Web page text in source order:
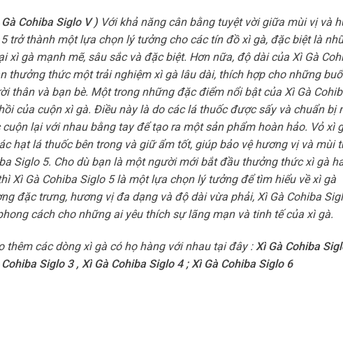
Cohiba Siglo V ) Với khả năng cân bằng tuyệt vời giữa mùi vị và
trở thành một lựa chọn lý tưởng cho các tín đồ xì gà, đặc biệt là
xì gà mạnh mẽ, sâu sắc và đặc biệt. Hơn nữa, độ dài của Xì Gà
thưởng thức một trải nghiệm xì gà lâu dài, thích hợp cho những
thân và bạn bè. Một trong những đặc điểm nổi bật của Xì Gà
của cuộn xì gà. Điều này là do các lá thuốc được sấy và chuẩn bị
lại với nhau bằng tay để tạo ra một sản phẩm hoàn hảo. Vỏ xì
hạt lá thuốc bên trong và giữ ẩm tốt, giúp bảo vệ hương vị và mùi
Siglo 5. Cho dù bạn là một người mới bắt đầu thưởng thức xì gà
Xì Gà Cohiba Siglo 5 là một lựa chọn lý tưởng để tìm hiểu về xì gà
đặc trưng, hương vị đa dạng và độ dài vừa phải, Xì Gà Cohiba
cách cho những ai yêu thích sự lãng mạn và tinh tế của xì gà.
thêm các dòng xì gà có họ hàng với nhau tại đây : Xì Gà Cohiba
Cohiba Siglo 3, Xì Gà Cohiba Siglo 4; Xì Gà Cohiba Siglo 6